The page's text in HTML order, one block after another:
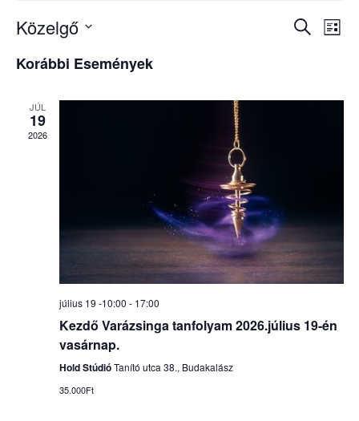
és
Keresett
Lista
Közelgő
kiválasztása.
Korábbi Események
JÚL
19
2026
július 19 -10:00 - 17:00
Kezdő Varázsinga tanfolyam 2026.július 19-én
vasárnap.
Hold StúdióTanító utca 38., Budakalász
35.000Ft